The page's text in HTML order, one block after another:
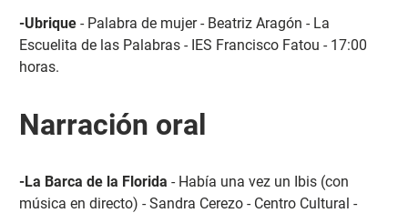
-Ubrique- Palabra de mujer - Beatriz Aragón - La
Escuelita de las Palabras - IES Francisco Fatou - 17:00
horas.
Narración oral
-La Barca de la Florida - Había una vez un Ibis (con
música en directo) - Sandra Cerezo - Centro Cultural -